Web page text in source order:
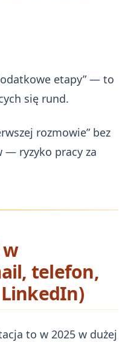
etapy” — to
się rund.
rozmowie” bez
— ryzyko pracy za
w
telefon,
to w 2025 w dużej